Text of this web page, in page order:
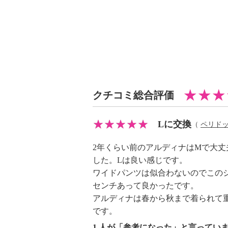
クチコミ総合評価
Lに交換 （ ペリド
2年くらい前のアルディナはMで大
した。Lは良い感じです。
ワイドパンツは似合わないのでこの
センチあって良かったです。
アルディナは春から秋まで着られて
です。